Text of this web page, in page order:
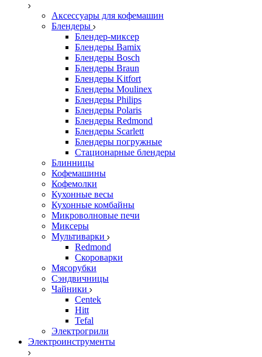
Аксессуары для кофемашин
Блендеры
Блендер-миксер
Блендеры Bamix
Блендеры Bosch
Блендеры Braun
Блендеры Kitfort
Блендеры Moulinex
Блендеры Philips
Блендеры Polaris
Блендеры Redmond
Блендеры Scarlett
Блендеры погружные
Стационарные блендеры
Блинницы
Кофемашины
Кофемолки
Кухонные весы
Кухонные комбайны
Микроволновые печи
Миксеры
Мультиварки
Redmond
Скороварки
Мясорубки
Сэндвичницы
Чайники
Centek
Hitt
Tefal
Электрогрили
Электроинструменты